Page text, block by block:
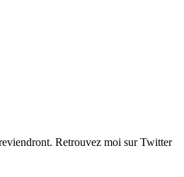
Retrouvez moi sur Twitter